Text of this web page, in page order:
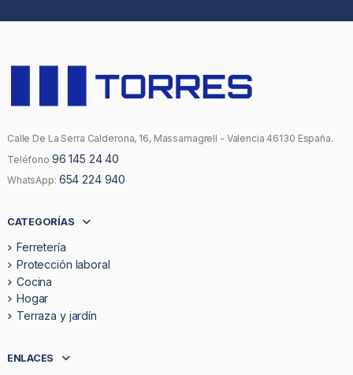
Calle De La Serra Calderona, 16, Massamagrell - Valencia 46130 España.
Teléfono 96 145 24 40
WhatsApp: 654 224 940
CATEGORÍAS
Ferretería
Protección laboral
Cocina
Hogar
Terraza y jardín
ENLACES